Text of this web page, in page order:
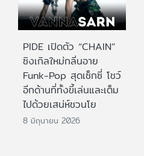
PIDE เปิดตัว “CHAIN”
ซิงเกิลใหม่กลิ่นอาย
Funk-Pop สุดเซ็กซี่ โชว์
อีกด้านที่ทั้งขี้เล่นและเต็ม
ไปด้วยเสน่ห์ชวนโย
8 มิถุนายน 2026